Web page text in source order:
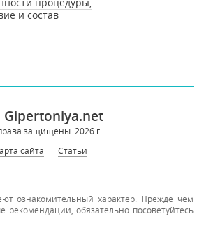
процедуры,
и состав
Gipertoniya.net
защищены. 2026 г.
сайта
Статьи
ознакомительный характер. Прежде чем
рекомендации, обязательно посоветуйтесь